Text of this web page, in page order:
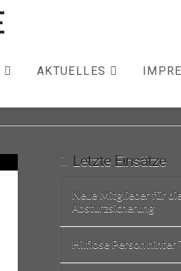
AKTUELLES
Letzte Einsätze
Neue Mitglieder für
Absturzsicherung
Hilflose Person hinter